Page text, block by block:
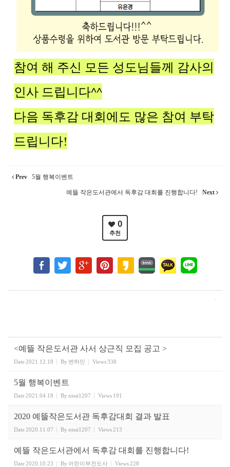
참여 해 주신 모든 성도님들께 감사의
인사 드립니다^^
다음 독후감 대회에도 많은 참여 부탁
드립니다!
Prev 5월 행복이벤트
예뜰 작은도서관에서 독후감 대회를 진행합니다! Next
0
추천
<예뜰 작은도서관 사서 상근직 모집 공고 >
Date2021.12.18 By 변하민 Views338
5월 행복이벤트
Date2021.04.18 By nissi1207 Views 191
2020 예뜰작은도서관 독후감대회 결과 발표
Date2020.11.07 By nissi1207 Views213
예뜰 작은도서관에서 독후감 대회를 진행합니다!
Date2020.10.23 By 어린이부전도사 Views228